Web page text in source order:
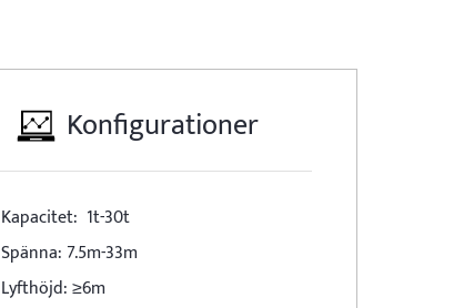
Konfigurationer
Kapacitet: 1t-30t
Spänna: 7.5m-33m
Lyfthöjd:≥6m